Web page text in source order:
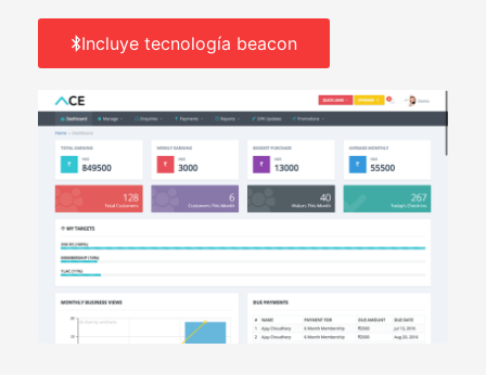
Incluye tecnología beacon